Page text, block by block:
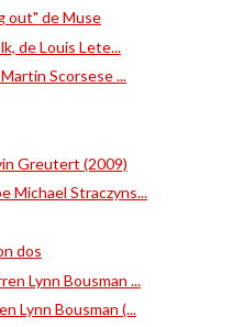
out" de Muse
de Louis Lete...
Scorsese ...
Greutert (2009)
Michael Straczyns...
dos
Lynn Bousman ...
Lynn Bousman (...